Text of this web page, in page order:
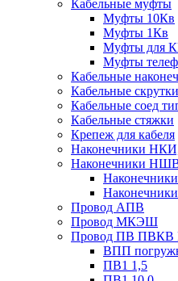
Кабельные муфты
Муфты 10Кв
Муфты 1Кв
Муфты для
Муфты
Кабельные
Кабельные
Кабельные соед
Кабельные стяжки
Крепеж для кабеля
Наконечники
Наконечники
Провод АПВ
Провод МКЭШ
Провод ПВ
ВПП
ПВ1 1,5